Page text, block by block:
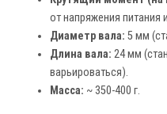
от напряжения питания
Диаметр вала: 5 мм
Длина вала: 24 мм
варьироваться).
Масса: ~ 350-400 г.